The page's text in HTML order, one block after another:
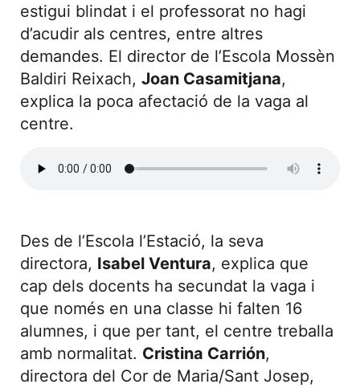
estigui blindat i el professorat no hagi
d’acudir als centres, entre altres
demandes. El director de l’Escola Mossèn
Baldiri Reixach, Joan Casamitjana,
explica la poca afectació de la vaga al
centre.
Des de l’Escola l’Estació, la seva
directora, Isabel Ventura, explica que
cap dels docents ha secundat la vaga i
que només en una classe hi falten 16
alumnes, i que per tant, el centre treballa
amb normalitat. Cristina Carrión,
directora del Cor de Maria/Sant Josep,